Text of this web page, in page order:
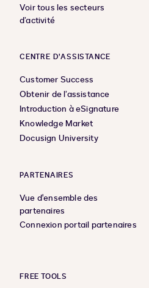
Voir tous les secteurs
d’activité
CENTRE D’ASSISTANCE
Customer Success
Obtenir de l’assistance
Introduction à eSignature
Knowledge Market
Docusign University
PARTENAIRES
Vue d'ensemble des
partenaires
Connexion portail partenaires
FREE TOOLS